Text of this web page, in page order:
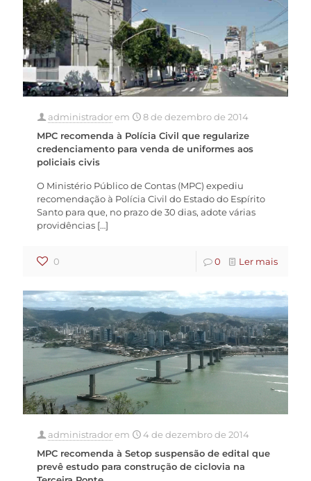
administradorem
8 de dezembro de 2014
MPC recomenda à Polícia Civil que regularize
credenciamento para venda de uniformes aos
policiais civis
O Ministério Público de Contas (MPC) expediu
recomendação à Polícia Civil do Estado do Espírito
Santo para que, no prazo de 30 dias, adote várias
providências […]
0 0 Ler mais
administradorem
4 de dezembro de 2014
MPC recomenda à Setop suspensão de edital que
prevê estudo para construção de ciclovia na